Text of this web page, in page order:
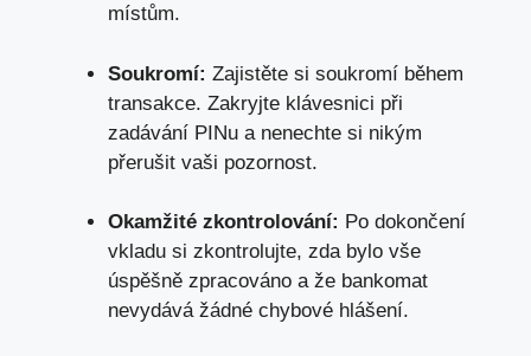
místům.
Soukromí: Zajistěte si soukromí během
transakce. Zakryjte klávesnici při
zadávání PINu a nenechte si nikým
přerušit vaši pozornost.
Okamžité zkontrolování: Po dokončení
vkladu si zkontrolujte, zda bylo vše
úspěšně zpracováno a že bankomat
nevydává žádné chybové hlášení.